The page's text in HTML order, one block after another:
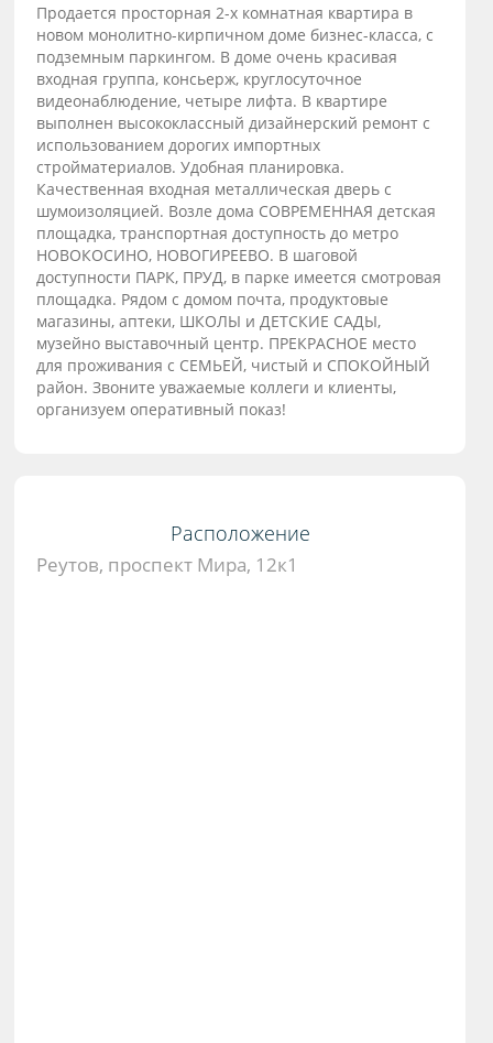
Продается просторная 2-х комнатная квартира в
новом монолитно-кирпичном доме бизнес-класса, с
подземным паркингом. В доме очень красивая
входная группа, консьерж, круглосуточное
видеонаблюдение, четыре лифта. В квартире
выполнен высококлассный дизайнерский ремонт с
использованием дорогих импортных
стройматериалов. Удобная планировка.
Качественная входная металлическая дверь с
шумоизоляцией. Возле дома СОВРЕМЕННАЯ детская
площадка, транспортная доступность до метро
НОВОКОСИНО, НОВОГИРЕЕВО. В шаговой
доступности ПАРК, ПРУД, в парке имеется смотровая
площадка. Рядом с домом почта, продуктовые
магазины, аптеки, ШКОЛЫ и ДЕТСКИЕ САДЫ,
музейно выставочный центр. ПРЕКРАСНОЕ место
для проживания с СЕМЬЕЙ, чистый и СПОКОЙНЫЙ
район. Звоните уважаемые коллеги и клиенты,
организуем оперативный показ!
Расположение
Реутов, проспект Мира, 12к1